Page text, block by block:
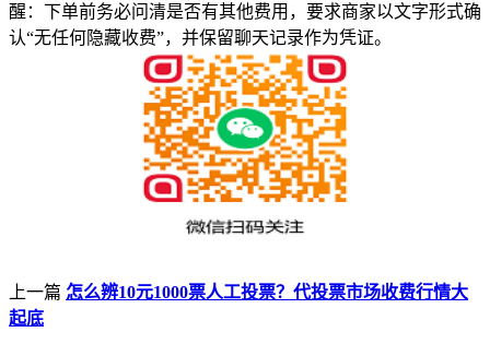
醒：下单前务必问清是否有其他费用，要求商家以文字形式确
认“无任何隐藏收费”，并保留聊天记录作为凭证。
上一篇 怎么辨10元1000票人工投票？代投票市场收费行情大
起底